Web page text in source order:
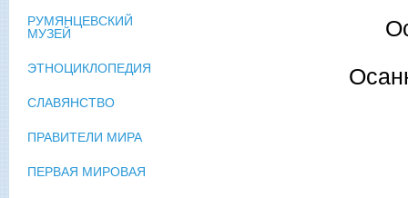
РУМЯНЦЕВСКИЙ
МУЗЕЙ
ЭТНОЦИКЛОПЕДИЯ
СЛАВЯНСТВО
ПРАВИТЕЛИ МИРА
ПЕРВАЯ МИРОВАЯ